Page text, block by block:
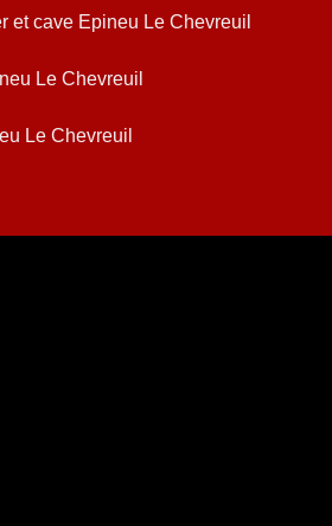
et cave Epineu Le Chevreuil
Le Chevreuil
Le Chevreuil